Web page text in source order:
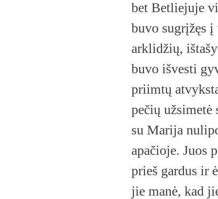
bet Betliejuje
buvo sugrįžęs į
arklidžių,
buvo išvesti
priimtų
pečių užsimetė
su Marija
apačioje. Juos
prieš gardus ir
jie manė, kad